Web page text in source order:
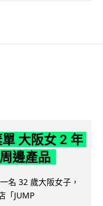
大阪女 2 年
邊產品
名 32 歲大阪女子，
「JUMP